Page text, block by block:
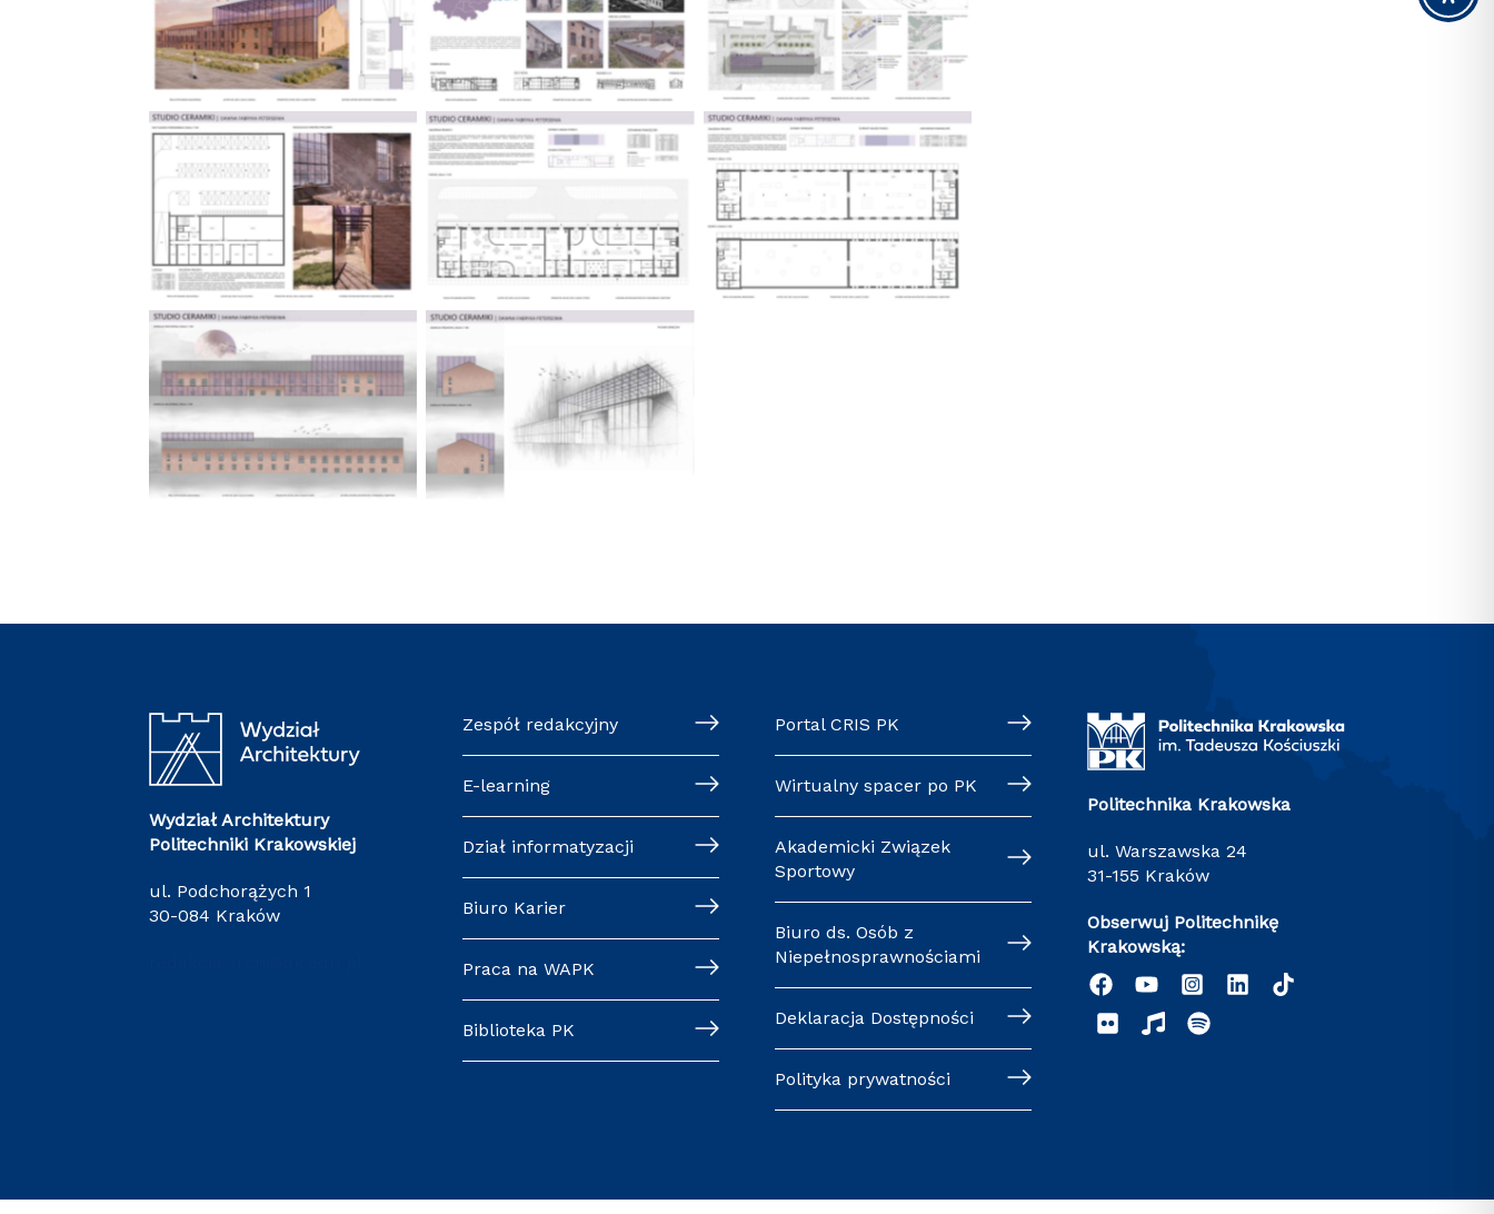
Wydział Architektury
Politechniki Krakowskiej
ul. Podchorążych 1
30-084 Kraków
Zespół redakcyjny
E-learning
Dział informatyzacji
Biuro Karier
Praca na WAPK
Biblioteka PK
Portal CRIS PK
Wirtualny spacer po PK
Akademicki Związek
Sportowy
Biuro ds. Osób z
Niepełnosprawnościami
Deklaracja Dostępności
Polityka prywatności
Politechnika Krakowska
ul. Warszawska 24
31-155 Kraków
Obserwuj Politechnikę
Krakowską: